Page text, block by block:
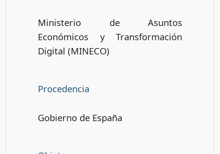
Ministerio de Asuntos
Económicos y Transformación
Digital (MINECO)
Procedencia
Gobierno de España